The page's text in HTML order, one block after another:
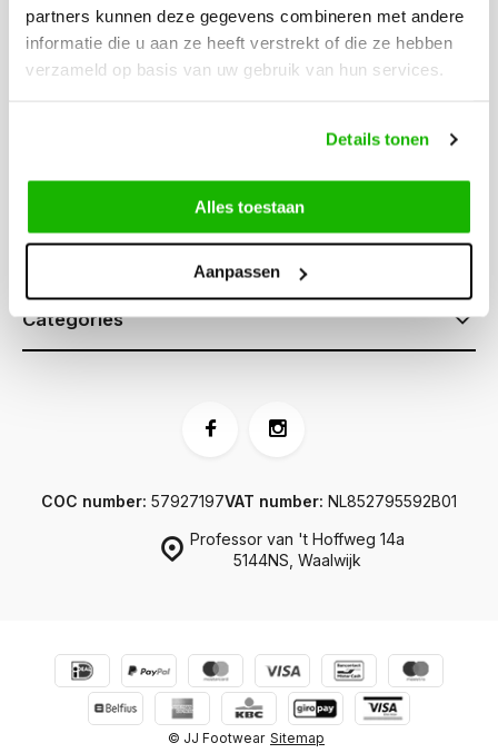
partners kunnen deze gegevens combineren met andere
informatie die u aan ze heeft verstrekt of die ze hebben
verzameld op basis van uw gebruik van hun services.
Details tonen
Alles toestaan
Aanpassen
Call us
Categories
Professor van 't Hoffweg 14a
5144NS, Waalwijk
COC number: 57927197VAT number: NL852795592B01
© JJ Footwear Sitemap